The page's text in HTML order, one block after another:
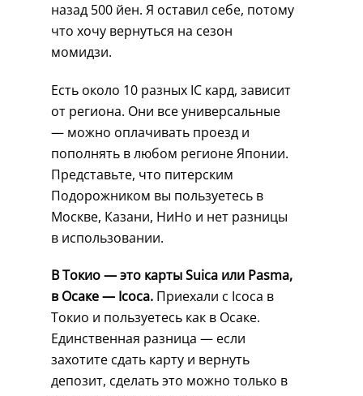
назад 500 йен. Я оставил себе, потому
что хочу вернуться на сезон
момидзи.
Есть около 10 разных IC кард, зависит
от региона. Они все универсальные
— можно оплачивать проезд и
пополнять в любом регионе Японии.
Представьте, что питерским
Подорожником вы пользуетесь в
Москве, Казани, НиНо и нет разницы
в использовании.
В Токио — это карты Suica или Pasma,
в Осаке — Icoca.Приехали с Icoca в
Токио и пользуетесь как в Осаке.
Единственная разница — если
захотите сдать карту и вернуть
депозит, сделать это можно только в